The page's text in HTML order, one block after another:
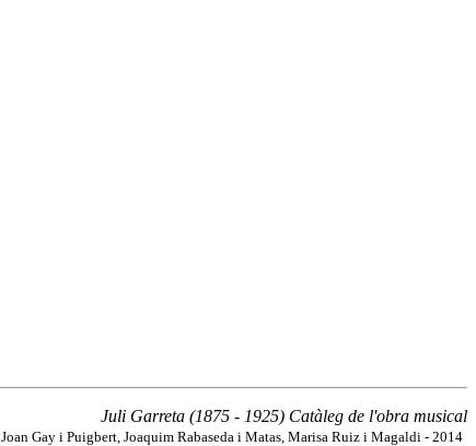
Juli Garreta (1875 - 1925) Catàleg de l'obra musical
Joan Gay i Puigbert, Joaquim Rabaseda i Matas, Marisa Ruiz i Magaldi - 2014